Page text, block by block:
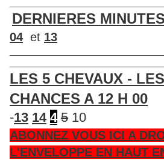
DERNIERES
04 et 13
LES 5 CHEVAUX -
CHANCES A 12 H 00
-13 14 4 5 10
ABONNEZ VOUS ICI A
L'ENVELOPPE EN HAUT